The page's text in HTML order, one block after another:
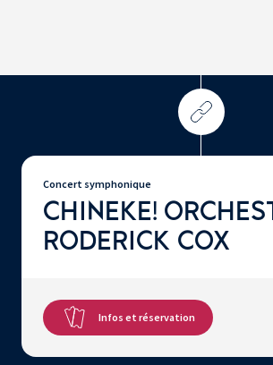
Concert symphonique
CHINEKE!
RODERICK COX
Infos et réservation